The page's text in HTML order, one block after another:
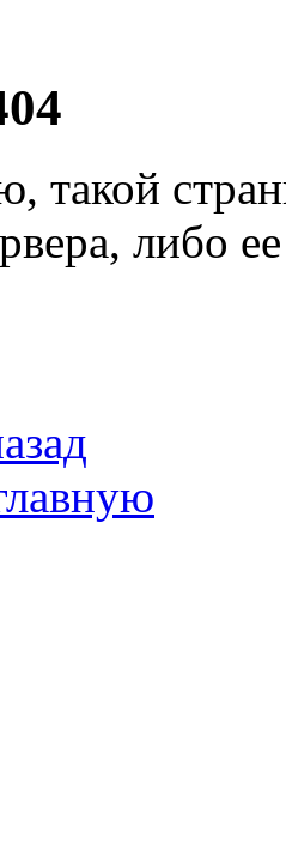
такой
либо